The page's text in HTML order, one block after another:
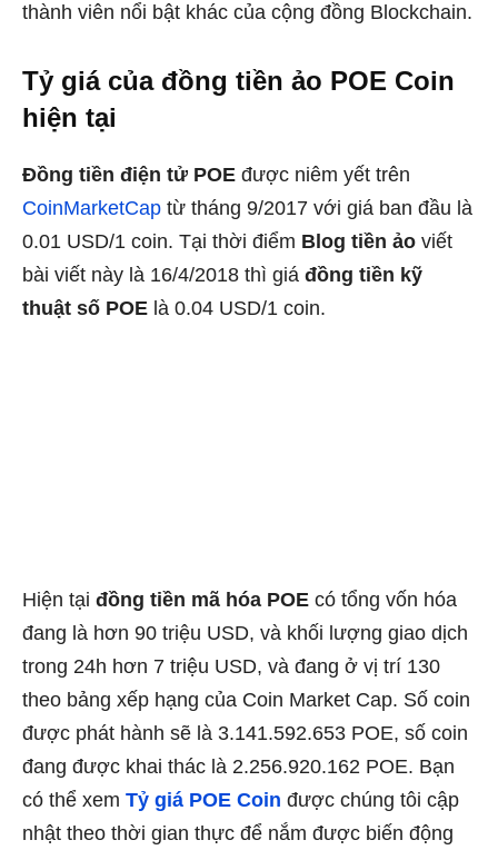
thành viên nổi bật khác của cộng đồng Blockchain.
Tỷ giá của đồng tiền ảo POE Coin
hiện tại
Đồng tiền điện tử POE được niêm yết trên
CoinMarketCap từ tháng 9/2017 với giá ban đầu là
0.01 USD/1 coin. Tại thời điểm Blog tiền ảo viết
bài viết này là 16/4/2018 thì giá đồng tiền kỹ
thuật số POE là 0.04 USD/1 coin.
Hiện tại đồng tiền mã hóa POE có tổng vốn hóa
đang là hơn 90 triệu USD, và khối lượng giao dịch
trong 24h hơn 7 triệu USD, và đang ở vị trí 130
theo bảng xếp hạng của Coin Market Cap. Số coin
được phát hành sẽ là 3.141.592.653 POE, số coin
đang được khai thác là 2.256.920.162 POE. Bạn
có thể xem Tỷ giá POE Coin được chúng tôi cập
nhật theo thời gian thực để nắm được biến động